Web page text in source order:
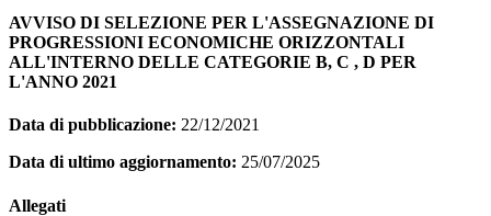
AVVISO DI SELEZIONE PER L'ASSEGNAZIONE DI
PROGRESSIONI ECONOMICHE ORIZZONTALI
ALL'INTERNO DELLE CATEGORIE B, C , D PER
L'ANNO 2021
Data di pubblicazione: 22/12/2021
Data di ultimo aggiornamento: 25/07/2025
Allegati